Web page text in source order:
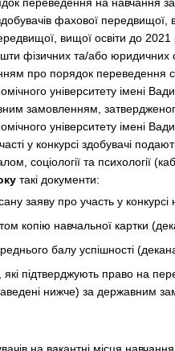
фахової передвищої,
вищої освіти до
фізичних та/або юридичних
про порядок переведення
університету імені
замовленням,
університету імені
у конкурсі здобувачі
соціології та психології
такі документи:
заяву про участь у конкурсі
копію навчальної картки
балу успішності
які підтверджують право на
нижче) за державним